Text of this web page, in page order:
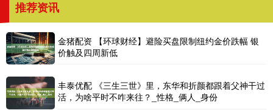
推荐资讯
金猪配资 【环球财经】避险买盘限制纽约金价跌幅 银
价触及四周新低
丰泰优配 《三生三世》里，东华和折颜都跟着父神干过
活，为啥平时不咋来往？_性格_俩人_身份